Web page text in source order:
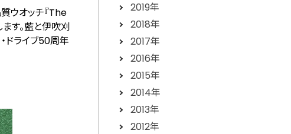
ウオッチ『The
す。藍と伊吹刈
ドライブ50周年
2019年
2018年
2017年
2016年
2015年
2014年
2013年
2012年